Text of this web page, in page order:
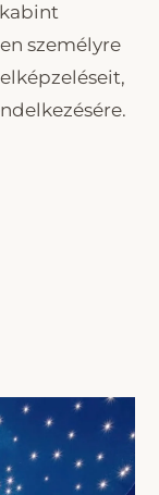
személyre